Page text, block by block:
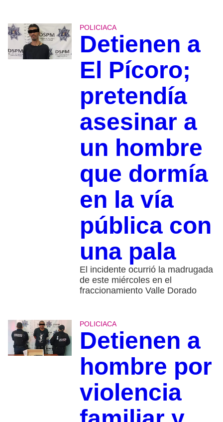
POLICIACA
Detienen a
El Pícoro;
pretendía
asesinar a
un hombre
que dormía
en la vía
pública con
una pala
El incidente ocurrió la madrugada
de este miércoles en el
fraccionamiento Valle Dorado
POLICIACA
Detienen a
hombre por
violencia